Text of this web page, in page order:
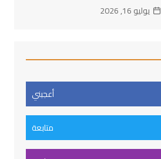
يوليو 16, 2026
أعجبني
متابعة